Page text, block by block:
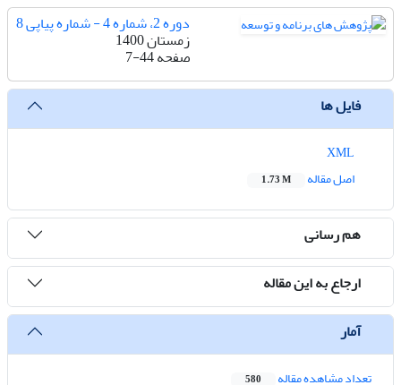
دوره 2، شماره 4 - شماره پیاپی 8
زمستان 1400
صفحه7-44
فایل ها
اصل مقاله
1.73 M
هم رسانی
ارجاع به این مقاله
آمار
تعداد مشاهده مقاله 580